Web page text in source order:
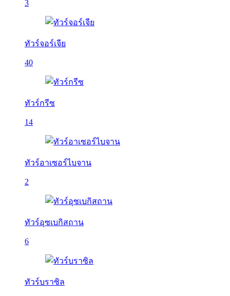
3
ทัวร์จอร์เจีย
40
ทัวร์กรีซ
14
ทัวร์อาเซอร์ไบจาน
2
ทัวร์อุซเบกิสถาน
6
ทัวร์บราซิล